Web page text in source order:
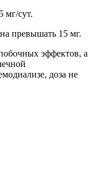
мг/сут.
превышать 15 мг.
эффектов, а
доза не